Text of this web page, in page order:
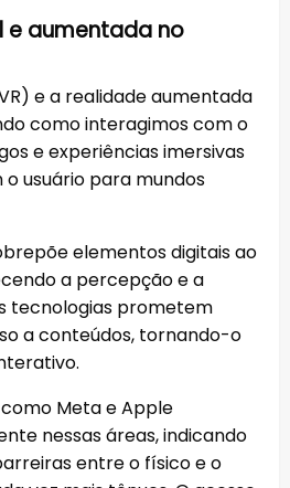
e aumentada no
e a realidade aumentada
como interagimos com o
e experiências imersivas
usuário para mundos
elementos digitais ao
a percepção e a
tecnologias prometem
a conteúdos, tornando-o
Meta e Apple
nessas áreas, indicando
entre o físico e o